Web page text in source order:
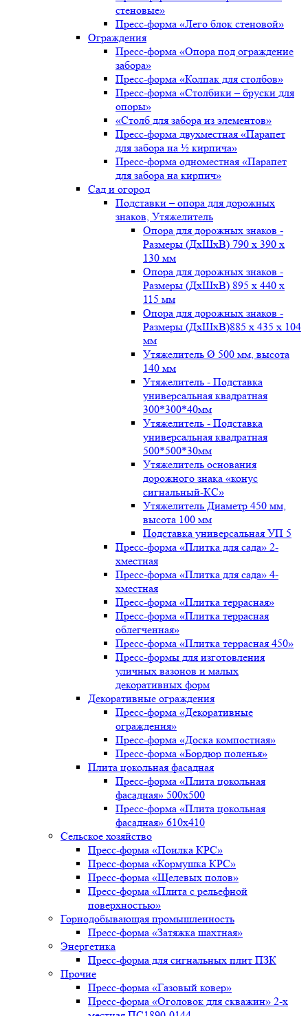
стеновые»
Пресс-форма «Лего блок стеновой»
Ограждения
Пресс-форма «Опора под ограждение
забора»
Пресс-форма «Колпак для столбов»
Пресс-форма «Столбики – бруски для
опоры»
«Столб для забора из элементов»
Пресс-форма двухместная «Парапет
для забора на ½ кирпича»
Пресс-форма одноместная «Парапет
для забора на кирпич»
Сад и огород
Подставки – опора для дорожных
знаков, Утяжелитель
Опора для дорожных знаков -
Размеры (ДxШxВ) 790 x 390 x
130 мм
Опора для дорожных знаков -
Размеры (ДxШxВ) 895 x 440 x
115 мм
Опора для дорожных знаков -
Размеры (ДxШxВ)885 x 435 x 104
мм
Утяжелитель Ø 500 мм, высота
140 мм
Утяжелитель - Подставка
универсальная квадратная
300*300*40мм
Утяжелитель - Подставка
универсальная квадратная
500*500*30мм
Утяжелитель основания
дорожного знака «конус
сигнальный-КС»
Утяжелитель Диаметр 450 мм,
высота 100 мм
Подставка универсальная УП 5
Пресс-форма «Плитка для сада» 2-
хместная
Пресс-форма «Плитка для сада» 4-
хместная
Пресс-форма «Плитка террасная»
Пресс-форма «Плитка террасная
облегченная»
Пресс-форма «Плитка террасная 450»
Пресс-формы для изготовления
уличных вазонов и малых
декоративных форм
Декоративные ограждения
Пресс-форма «Декоративные
ограждения»
Пресс-форма «Доска компостная»
Пресс-форма «Бордюр поленья»
Плита цокольная фасадная
Пресс-форма «Плита цокольная
фасадная» 500х500
Пресс-форма «Плита цокольная
фасадная» 610х410
Сельское хозяйство
Пресс-форма «Поилка КРС»
Пресс-форма «Кормушка КРС»
Пресс-форма «Щелевых полов»
Пресс-форма «Плита с рельефной
поверхностью»
Горнодобывающая промышленность
Пресс-форма «Затяжка шахтная»
Энергетика
Пресс-форма для сигнальных плит ПЗК
Прочие
Пресс-форма «Газовый ковер»
Пресс-форма «Оголовок для скважин» 2-х